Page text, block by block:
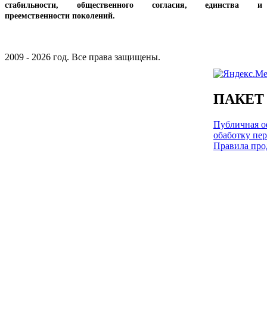
стабильности, общественного согласия, единства и
преемственности поколений.
2009 - 2026 год. Все права защищены.
Публичная
обаботку
Правила